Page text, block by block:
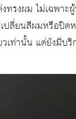
ม ไม่เฉพาะผู้
ลี่ยนสีผมหรือปิด
วเท่านั้น แต่ยังมี